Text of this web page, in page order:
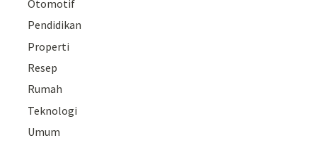
Otomotif
Pendidikan
Properti
Resep
Rumah
Teknologi
Umum